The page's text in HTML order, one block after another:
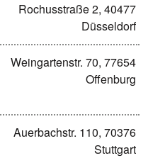
Rochusstraße 2, 40477
Düsseldorf
Weingartenstr. 70, 77654
Offenburg
Auerbachstr. 110, 70376
Stuttgart